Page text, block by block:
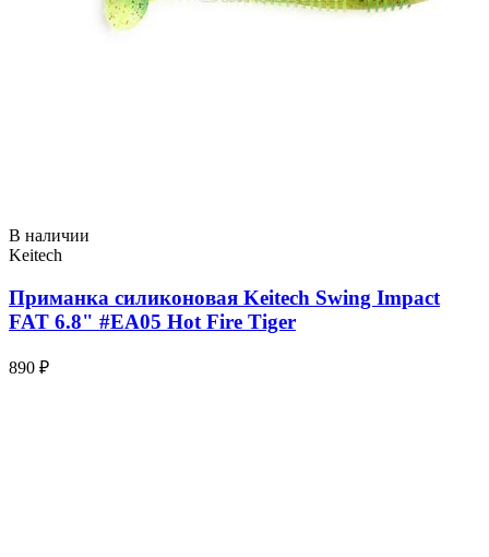
В наличии
Keitech
Приманка силиконовая Keitech Swing Impact
FAT 6.8" #EA05 Hot Fire Tiger
890 ₽